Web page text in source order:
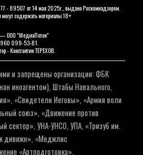
- 89507 от 14 мая 2025г., выдано Роскомнадзором.
содержать материалы 18+
— ООО "МедиаПоток"
960 099-53-81.
- Константин ТЕРЕХОВ.
и запрещены организации: ФБК
иноагентом), Штабы Навального,
«Свидетели Иеговы», «Армия воли
союз», «Движение против
сектор», УНА-УНСО, УПА, «Тризуб им.
дивижн», «Меджлис
«Артподготовка»,